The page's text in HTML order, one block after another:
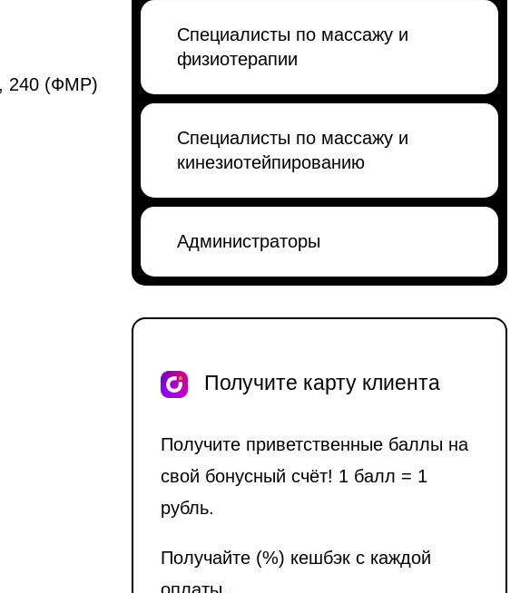
Специалисты по массажу и
физиотерапии
Специалисты по массажу и
кинезиотейпированию
Администраторы
Получите карту клиента
Получите приветственные баллы на
свой бонусный счёт! 1 балл = 1
рубль.
Получайте (%) кешбэк с каждой
240 (ФМР)